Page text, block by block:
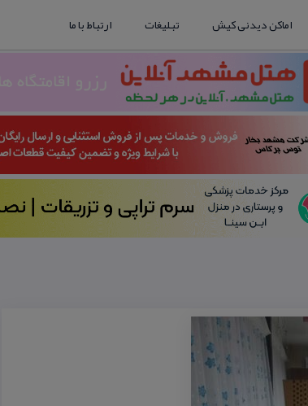
اماکن دیدنی کیش تبلیغات ارتباط با ما